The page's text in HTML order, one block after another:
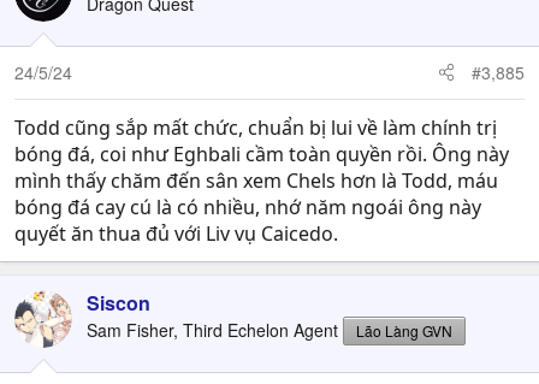
24/5/24 #3,885
Todd cũng sắp mất chức, chuẩn bị lui về làm chính trị
bóng đá, coi như Eghbali cầm toàn quyền rồi. Ông này
mình thấy chăm đến sân xem Chels hơn là Todd, máu
bóng đá cay cú là có nhiều, nhớ năm ngoái ông này
quyết ăn thua đủ với Liv vụ Caicedo.
Siscon
Sam Fisher, Third Echelon Agent Lão Làng GVN